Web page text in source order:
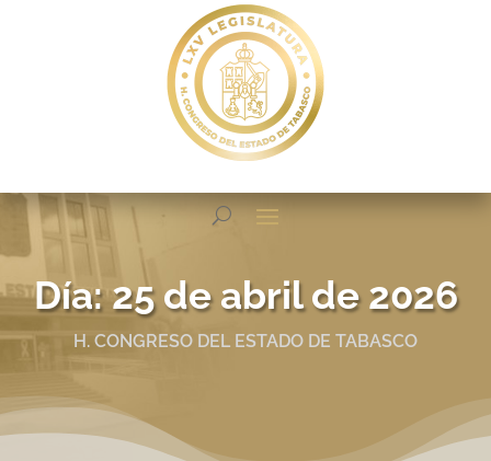
Día:25 de abril de 2026
H. CONGRESO DEL ESTADO DE TABASCO